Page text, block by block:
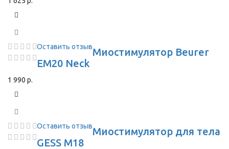
Оставить отзывМиостимулятор Beurer
EM20 Neck
1 990 р.
Оставить отзывМиостимулятор для тела
GESS M18